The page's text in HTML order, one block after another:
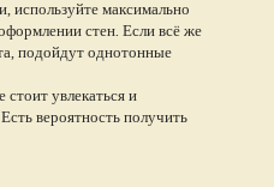
используйте максимально
стен. Если всё же
подойдут однотонные
увлекаться и
вероятность получить